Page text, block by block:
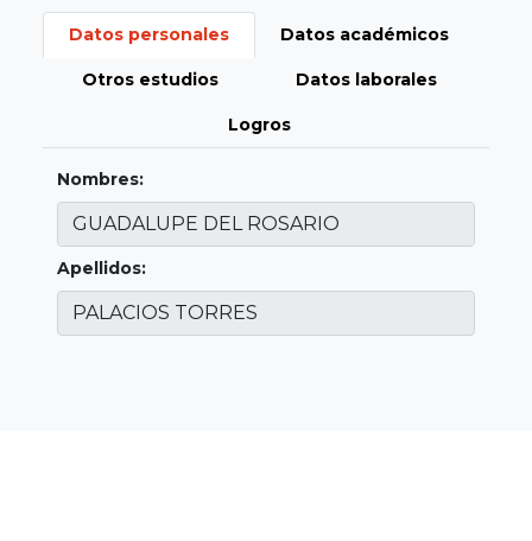
Datos personales Datos académicos
Otros estudios Datos laborales
Logros
Nombres:
Apellidos: